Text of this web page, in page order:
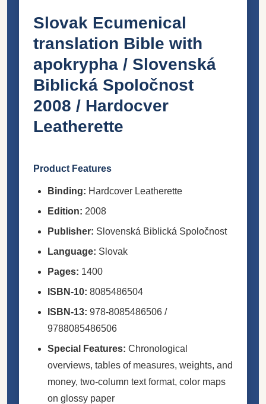
Slovak Ecumenical
translation Bible with
apokrypha / Slovenská
Biblická Spoločnost
2008 / Hardocver
Leatherette
Product Features
Binding: Hardcover Leatherette
Edition: 2008
Publisher: Slovenská Biblická Spoločnost
Language: Slovak
Pages: 1400
ISBN-10: 8085486504
ISBN-13: 978-8085486506 /
9788085486506
Special Features: Chronological
overviews, tables of measures, weights, and
money, two-column text format, color maps
on glossy paper